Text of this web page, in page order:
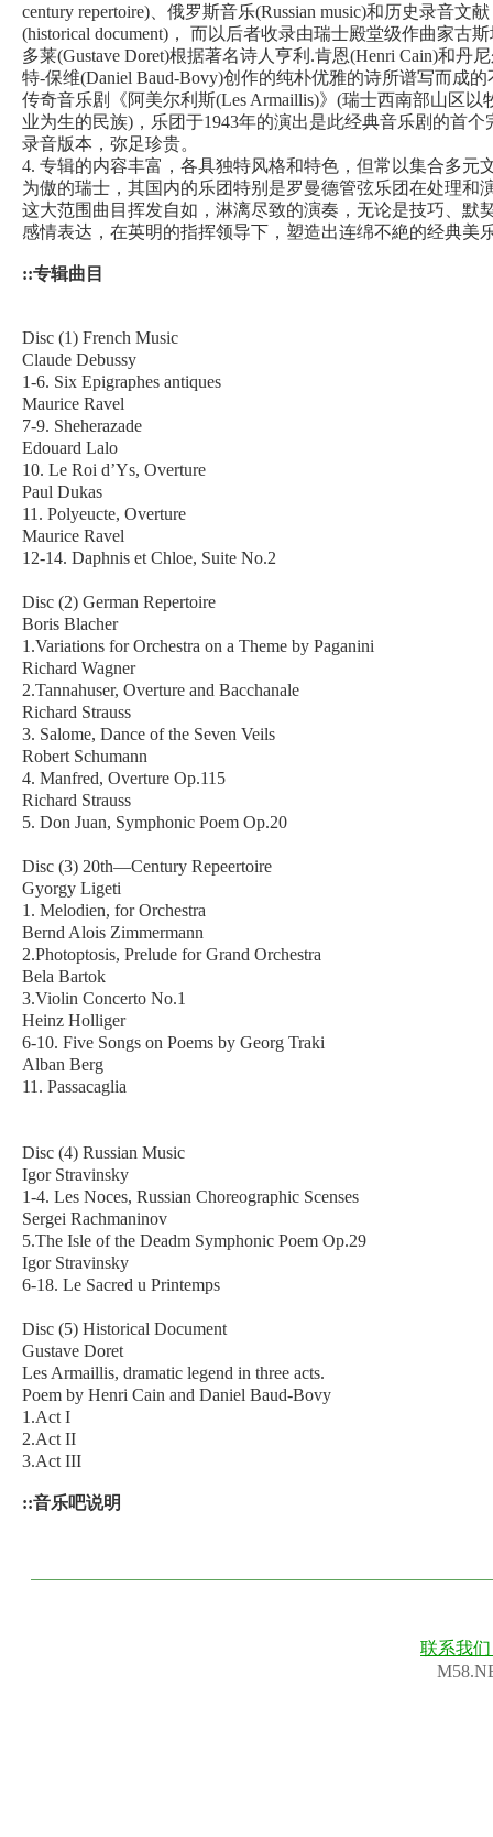
century repertoire)、俄罗斯音乐(Russian music)和历史录音文献
(historical document)， 而以后者收录由瑞士殿堂级作曲家古
多莱(Gustave Doret)根据著名诗人亨利.肯恩(Henri Cain)和丹
特-保维(Daniel Baud-Bovy)创作的纯朴优雅的诗所谱写而成的
传奇音乐剧《阿美尔利斯(Les Armaillis)》(瑞士西南部山区以
业为生的民族)，乐团于1943年的演出是此经典音乐剧的首个
录音版本，弥足珍贵。
4. 专辑的内容丰富，各具独特风格和特色，但常以集合多元
为傲的瑞士，其国内的乐团特别是罗曼德管弦乐团在处理和
这大范围曲目挥发自如，淋漓尽致的演奏，无论是技巧、默
感情表达，在英明的指挥领导下，塑造出连绵不絶的经典美
::专辑曲目
Disc (1) French Music
Claude Debussy
1-6. Six Epigraphes antiques
Maurice Ravel
7-9. Sheherazade
Edouard Lalo
10. Le Roi d’Ys, Overture
Paul Dukas
11. Polyeucte, Overture
Maurice Ravel
12-14. Daphnis et Chloe, Suite No.2
Disc (2) German Repertoire
Boris Blacher
1.Variations for Orchestra on a Theme by Paganini
Richard Wagner
2.Tannahuser, Overture and Bacchanale
Richard Strauss
3. Salome, Dance of the Seven Veils
Robert Schumann
4. Manfred, Overture Op.115
Richard Strauss
5. Don Juan, Symphonic Poem Op.20
Disc (3) 20th—Century Repeertoire
Gyorgy Ligeti
1. Melodien, for Orchestra
Bernd Alois Zimmermann
2.Photoptosis, Prelude for Grand Orchestra
Bela Bartok
3.Violin Concerto No.1
Heinz Holliger
6-10. Five Songs on Poems by Georg Traki
Alban Berg
11. Passacaglia
Disc (4) Russian Music
Igor Stravinsky
1-4. Les Noces, Russian Choreographic Scenses
Sergei Rachmaninov
5.The Isle of the Deadm Symphonic Poem Op.29
Igor Stravinsky
6-18. Le Sacred u Printemps
Disc (5) Historical Document
Gustave Doret
Les Armaillis, dramatic legend in three acts.
Poem by Henri Cain and Daniel Baud-Bovy
1.Act I
2.Act II
3.Act III
::音乐吧说明
联系我